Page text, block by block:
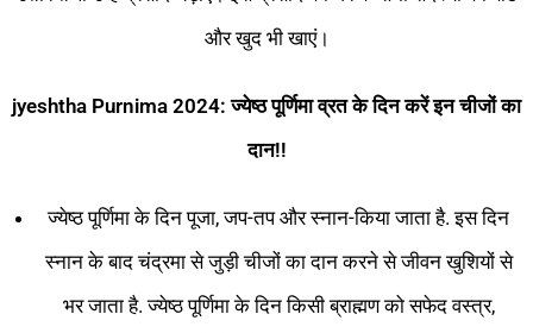
और खुद भी खाएं।
jyeshtha Purnima 2024: ज्येष्ठपूर्णिमाव्रतकेदिनकरेंइनचीजोंका
दान!!
ज्येष्ठ पूर्णिमा के दिन पूजा, जप-तप और स्नान-किया जाता है. इस दिन
स्नान के बाद चंद्रमा से जुड़ी चीजों का दान करने से जीवन खुशियों से
भर जाता है. ज्येष्ठ पूर्णिमा के दिन किसी ब्राह्मण को सफेद वस्त्र,